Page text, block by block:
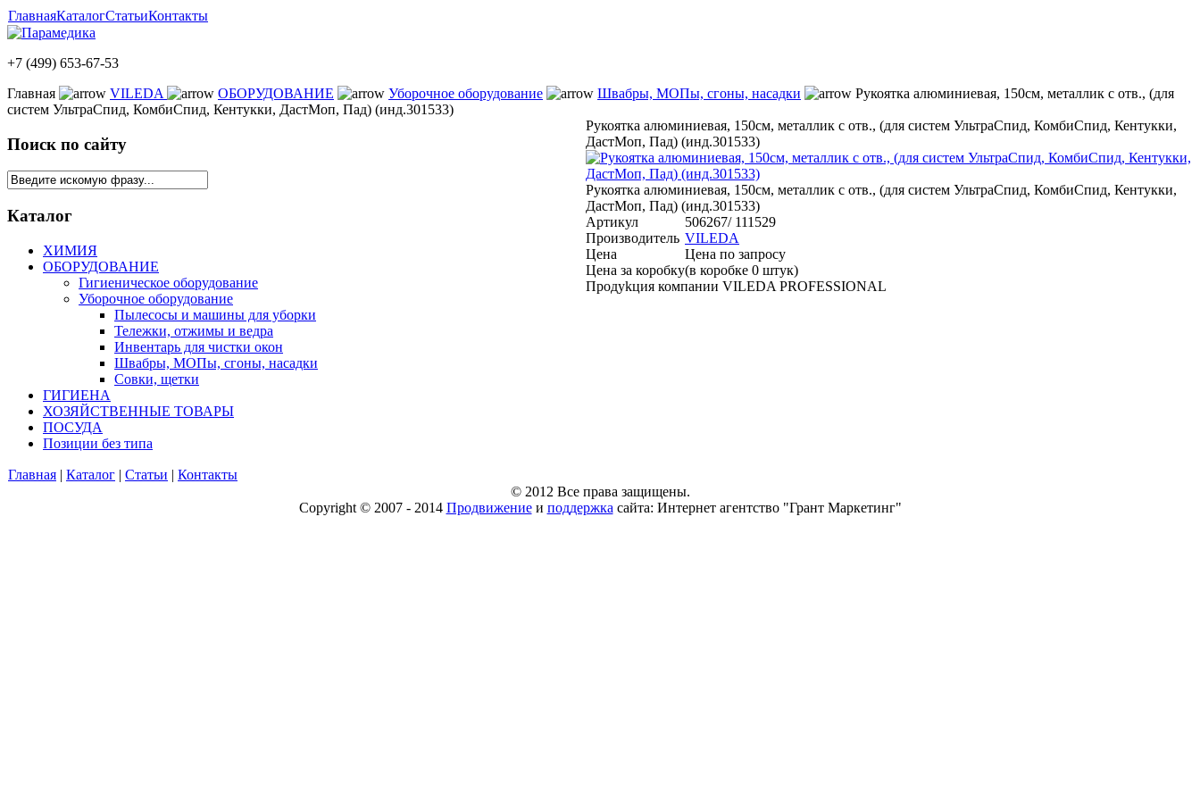
ГлавнаяКаталогСтатьиКонтакты
+7 (499) 653-67-53
Главная
VILEDA ОБОРУДОВАНИЕ Уборочное оборудование Швабры, МОПы, сгоны, насадки
Рукоятка алюминиевая, 150см, металлик с отв., (для
систем УльтраСпид, КомбиСпид, Кентукки, ДастМоп, Пад) (инд.301533)
Поиск по сайту
Каталог
ХИМИЯ
ОБОРУДОВАНИЕ
Гигиеническое оборудование
Уборочное оборудование
Пылесосы и машины для уборки
Тележки, отжимы и ведра
Инвентарь для чистки окон
Швабры, МОПы, сгоны, насадки
Совки, щетки
ГИГИЕНА
ХОЗЯЙСТВЕННЫЕ ТОВАРЫ
ПОСУДА
Позиции без типа
Рукоятка алюминиевая, 150см, металлик с отв., (для систем УльтраСпид, КомбиСпид, Кентукки,
ДастМоп, Пад) (инд.301533)
Рукоятка алюминиевая, 150см, металлик с отв., (для систем УльтраСпид, КомбиСпид, Кентукки,
ДастМоп, Пад) (инд.301533)
Артикул
506267/ 111529
Производитель VILEDA
Цена
Цена по запросу
Цена за коробку(в коробке 0 штук)
Продуkция компании VILEDA PROFESSIONAL
Главная | Каталог | Статьи | Контакты
© 2012 Все права защищены.
Copyright © 2007 - 2014 Продвижениеи поддержка сайта: Интернет агентство "Грант Маркетинг"